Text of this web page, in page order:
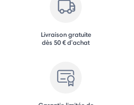
Livraison gratuite
dès 50 € d'achat